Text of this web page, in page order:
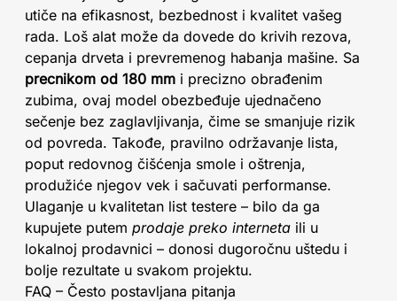
utiče na efikasnost, bezbednost i kvalitet vašeg
rada. Loš alat može da dovede do krivih rezova,
cepanja drveta i prevremenog habanja mašine. Sa
precnikom od 180 mm i precizno obrađenim
zubima, ovaj model obezbeđuje ujednačeno
sečenje bez zaglavljivanja, čime se smanjuje rizik
od povreda. Takođe, pravilno održavanje lista,
poput redovnog čišćenja smole i oštrenja,
produžiće njegov vek i sačuvati performanse.
Ulaganje u kvalitetan list testere – bilo da ga
kupujete putem prodaje preko interneta ili u
lokalnoj prodavnici – donosi dugoročnu uštedu i
bolje rezultate u svakom projektu.
FAQ – Često postavljana pitanja